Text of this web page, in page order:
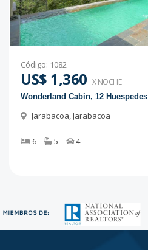
Código: 1082
US$ 1,360 X NOCHE
Wonderland Cabin, 12 Huespedes
Jarabacoa,Jarabacoa
6 5 4